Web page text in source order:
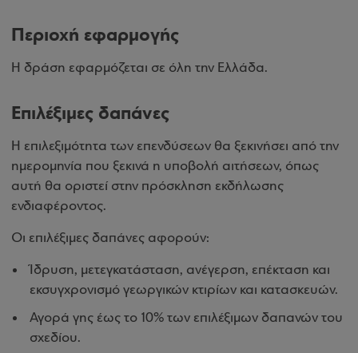
Περιοχή εφαρμογής
Η δράση εφαρμόζεται σε όλη την Ελλάδα.
Επιλέξιμες δαπάνες
Η επιλεξιμότητα των επενδύσεων θα ξεκινήσει από την
ημερομηνία που ξεκινά η υποβολή αιτήσεων, όπως
αυτή θα οριστεί στην πρόσκληση εκδήλωσης
ενδιαφέροντος.
Οι επιλέξιμες δαπάνες αφορούν:
Ίδρυση, μετεγκατάσταση, ανέγερση, επέκταση και
εκσυγχρονισμό γεωργικών κτιρίων και κατασκευών.
Αγορά γης έως το 10% των επιλέξιμων δαπανών του
σχεδίου.